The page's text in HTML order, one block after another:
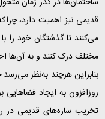
قدیمی نیز اهمیت دارد،
می‌کنند تا گذشتگان خود را
مختلف درک کنند و به آن‌ها
بنابراین هرچند به‌نظر
روزافزون به ایجاد
تخریب سازه‌های قدیمی در